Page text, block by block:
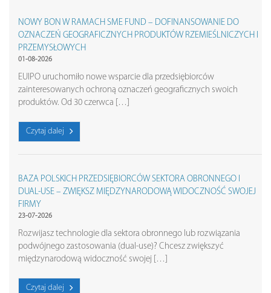
NOWY BON W RAMACH SME FUND – DOFINANSOWANIE DO
OZNACZEŃ GEOGRAFICZNYCH PRODUKTÓW RZEMIEŚLNICZYCH I
PRZEMYSŁOWYCH
01-08-2026
EUIPO uruchomiło nowe wsparcie dla przedsiębiorców
zainteresowanych ochroną oznaczeń geograficznych swoich
produktów. Od 30 czerwca […]
Czytaj dalej
BAZA POLSKICH PRZEDSIĘBIORCÓW SEKTORA OBRONNEGO I
DUAL-USE – ZWIĘKSZ MIĘDZYNARODOWĄ WIDOCZNOŚĆ SWOJEJ
FIRMY
23-07-2026
Rozwijasz technologie dla sektora obronnego lub rozwiązania
podwójnego zastosowania (dual-use)? Chcesz zwiększyć
międzynarodową widoczność swojej […]
Czytaj dalej